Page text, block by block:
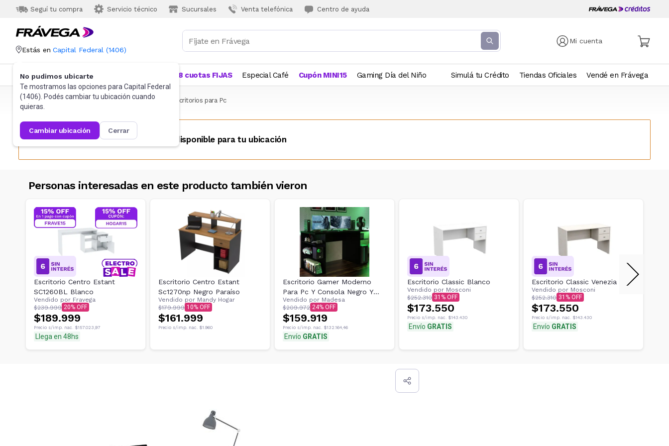
Seguí tu compra Servicio técnico Sucursales Venta telefónica Centro de ayuda
Mi cuenta
Estás en Capital Federal (1406)
No pudimos ubicarte
Te mostramos las opciones para Capital Federal
(1406). Podés cambiar tu ubicación cuando
quieras.
cambiar ubicación cerrar
Categorías Más Vendidos 18 cuotas FIJAS Especial Café Cupón MINI15 Gaming Día del Niño Simulá tu Crédito Tiendas Oficiales Vendé en Frávega
Frávega Muebles Living y Comedor Mesas y Escritorios para Pc
Este producto no se encuentra disponible para tu ubicación
Personas interesadas en este producto también vieron
Escritorio Centro Estant
SC1260BL Blanco
Vendido por Fravega
$239.999 20
$189.999
Precio s/imp. nac. $157.023,97
Llega en 48hs
Escritorio Centro Estant
Sc1270np Negro Paraíso
Vendido por Mandy Hogar
$179.999 10
$161.999
Precio s/imp. nac. $1.960
Escritorio Gamer Moderno
Para Pc Y Consola Negro Y
Rojo
Vendido por Madesa
$209.972 24
$159.919
Precio s/imp. nac. $132.164,46
Envío GRATIS
Escritorio Classic Blanco
Vendido por Mosconi
$252.310 31
$173.550
Precio s/imp. nac. $143.430
Envío GRATIS
Escritorio Classic Venezia
Vendido por Mosconi
$252.310 31
$173.550
Precio s/imp. nac. $143.430
Envío GRATIS